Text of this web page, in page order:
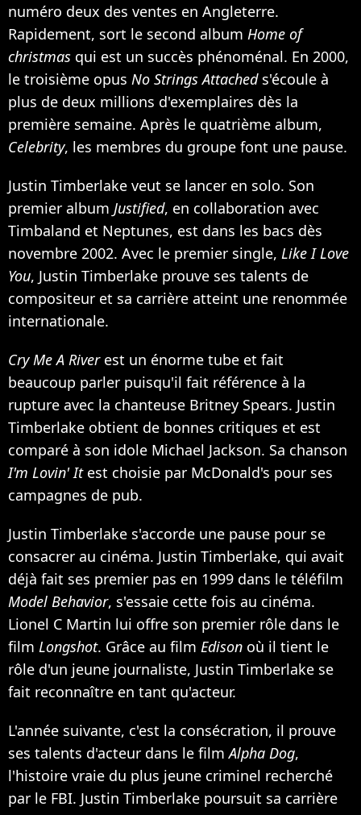
numéro deux des ventes en Angleterre.
Rapidement, sort le second album Home of
christmas qui est un succès phénoménal. En 2000,
le troisième opus No Strings Attacheds'écoule à
plus de deux millions d'exemplaires dès la
première semaine. Après le quatrième album,
Celebrity, les membres du groupe font une pause.
Justin Timberlake veut se lancer en solo. Son
premier album Justified, en collaboration avec
Timbaland et Neptunes, est dans les bacs dès
novembre 2002. Avec le premier single, Like I Love
You, Justin Timberlake prouve ses talents de
compositeur et sa carrière atteint une renommée
internationale.
Cry Me A Riverest un énorme tube et fait
beaucoup parler puisqu'il fait référence à la
rupture avec la chanteuse Britney Spears. Justin
Timberlake obtient de bonnes critiques et est
comparé à son idole Michael Jackson. Sa chanson
I'm Lovin' Itest choisie par McDonald's pour ses
campagnes de pub.
Justin Timberlake s'accorde une pause pour se
consacrer au cinéma. Justin Timberlake, qui avait
déjà fait ses premier pas en 1999 dans le téléfilm
Model Behavior, s'essaie cette fois au cinéma.
Lionel C Martin lui offre son premier rôle dans le
film Longshot. Grâce au film Edison où il tient le
rôle d'un jeune journaliste, Justin Timberlake se
fait reconnaître en tant qu'acteur.
L'année suivante, c'est la consécration, il prouve
ses talents d'acteur dans le filmAlpha Dog,
l'histoire vraie du plus jeune criminel recherché
par le FBI. Justin Timberlake poursuit sa carrière